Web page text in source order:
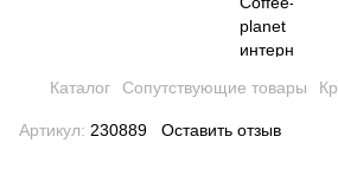
Каталог Сопутствующие товары
Артикул: 230889 Оставить отзыв